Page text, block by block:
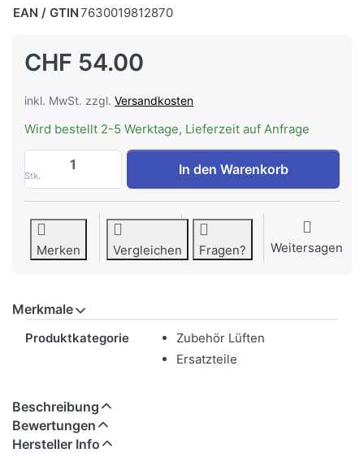
EAN / GTIN7630019812870
CHF 54.00
inkl. MwSt. zzgl. Versandkosten
Wird bestellt 2-5 Werktage, Lieferzeit auf Anfrage
Stk.
WESCO Fettfilter 290 x 280 x 9 mm,
In den Warenkorb
Merken Vergleichen Fragen? Weitersagen
Merkmale
Produktkategorie
Zubehör Lüften
Ersatzteile
Beschreibung
Bewertungen
Hersteller Info